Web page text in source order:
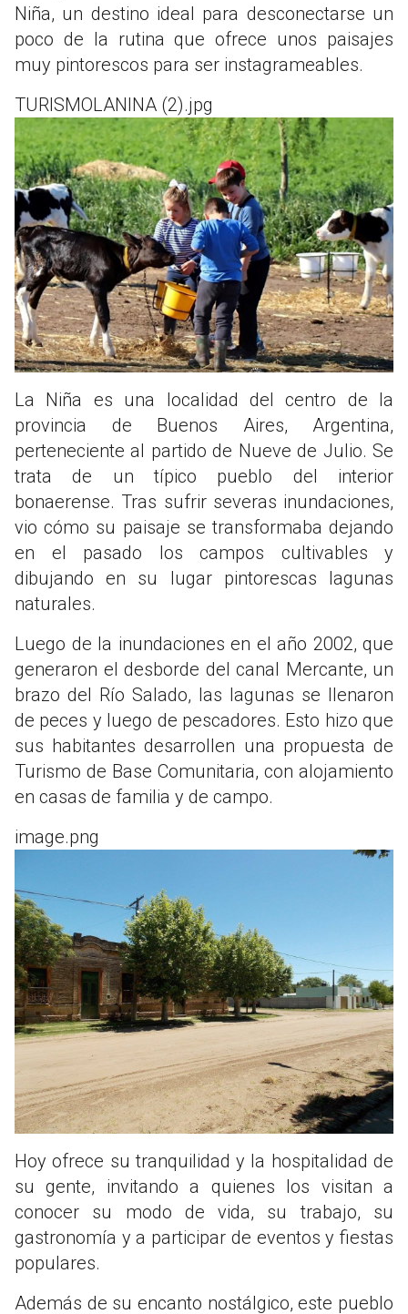
Niña, un destino ideal para desconectarse un
poco de la rutina que ofrece unos paisajes
muy pintorescos para ser instagrameables.
TURISMOLANINA (2).jpg
La Niña es una localidad del centro de la
provincia de Buenos Aires, Argentina,
perteneciente al partido de Nueve de Julio. Se
trata de un típico pueblo del interior
bonaerense. Tras sufrir severas inundaciones,
vio cómo su paisaje se transformaba dejando
en el pasado los campos cultivables y
dibujando en su lugar pintorescas lagunas
naturales.
Luego de la inundaciones en el año 2002, que
generaron el desborde del canal Mercante, un
brazo del Río Salado, las lagunas se llenaron
de peces y luego de pescadores. Esto hizo que
sus habitantes desarrollen una propuesta de
Turismo de Base Comunitaria, con alojamiento
en casas de familia y de campo.
image.png
Hoy ofrece su tranquilidad y la hospitalidad de
su gente, invitando a quienes los visitan a
conocer su modo de vida, su trabajo, su
gastronomía y a participar de eventos y fiestas
populares.
Además de su encanto nostálgico, este pueblo